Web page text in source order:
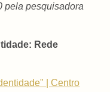
pela pesquisadora
Rede
| Centro